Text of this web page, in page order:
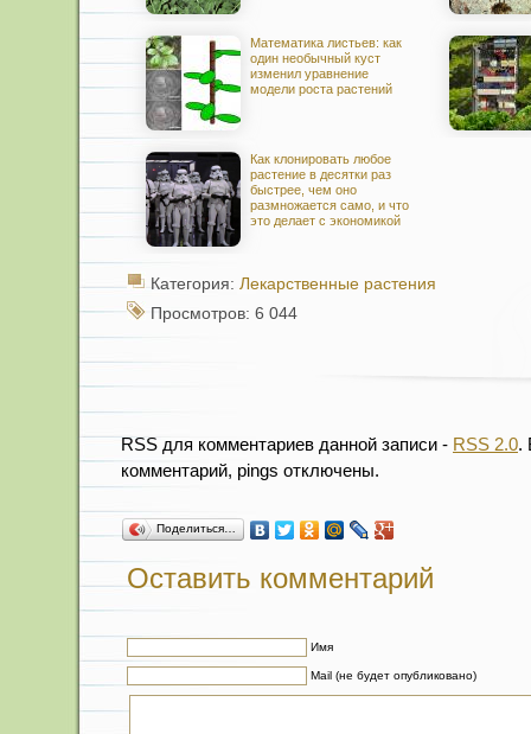
Математика листьев: как
один необычный куст
изменил уравнение
модели роста растений
Как клонировать любое
растение в десятки раз
быстрее, чем оно
размножается само, и что
это делает с экономикой
Категория: Лекарственные растения
Просмотров: 6 044
RSS для комментариев данной записи - RSS 2.0.
комментарий, pings отключены.
Поделиться…
Оставить комментарий
Имя
Mail (не будет опубликовано)